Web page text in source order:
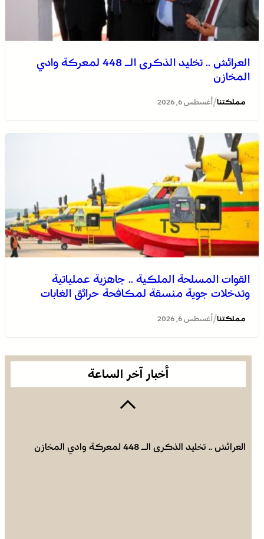
العرائش .. تخليد الذكرى الـ 448 لمعركة وادي
المخازن
مملكتنا/ أغسطس 6, 2026
القوات المسلحة الملكية .. جاهزية عملياتية
وتدخلات جوية منسقة لمكافحة حرائق الغابات
مملكتنا/ أغسطس 6, 2026
أخبار آخر الساعة
الاحتفال باليوم الوطني للمغاربة المقيمين بالخارج تحت شعار
“المغاربة المقيمون بالخارج في خدمة أوراش المغرب 2030”
التعاون في مجال الهجرة .. إعادة القاصرين غير المرفوقين
دبلوماسي)
العرائش .. تخليد الذكرى الـ 448 لمعركة وادي المخازن